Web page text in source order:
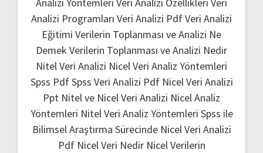
Analizi Programları Veri Analizi PdfVeri Analizi
Eğitimi Verilerin Toplanması ve Analizi Ne
Demek Verilerin Toplanması ve Analizi Nedir
Nitel Veri Analizi Nicel Veri Analiz Yöntemleri
Spss PdfSpss Veri Analizi Pdf Nicel Veri Analizi
Ppt Nitel ve Nicel Veri Analizi Nicel Analiz
Yöntemleri Nitel Veri Analiz Yöntemleri Spss ile
Bilimsel Araştırma Sürecinde Nicel Veri Analizi
Pdf Nicel Veri Nedir Nicel Verilerin